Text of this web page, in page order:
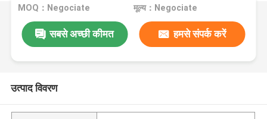
MOQ：Negociate मूल्य：Negociate
सबसे अच्छी कीमत हमसे संपर्क करें
उत्पाद विवरण